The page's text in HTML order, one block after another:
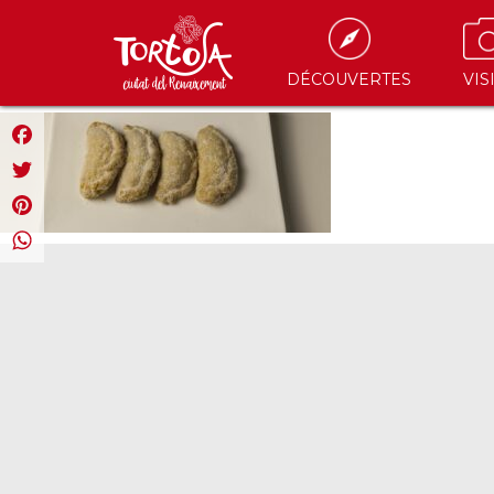
DÉCOUVERTES
Facebook
Twitter
Pinterest